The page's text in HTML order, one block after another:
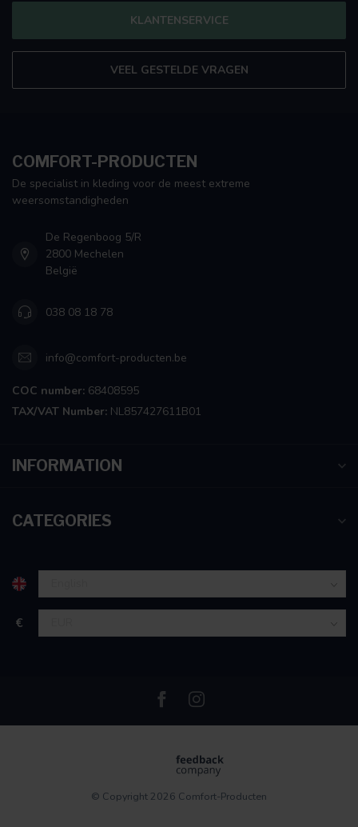
KLANTENSERVICE
VEEL GESTELDE VRAGEN
COMFORT-PRODUCTEN
De specialist in kleding voor de meest extreme
weersomstandigheden
De Regenboog 5/R
2800 Mechelen
België
038 08 18 78
info@comfort-producten.be
COC number: 68408595
TAX/VAT Number: NL857427611B01
INFORMATION
CATEGORIES
€
© Copyright 2026 Comfort-Producten